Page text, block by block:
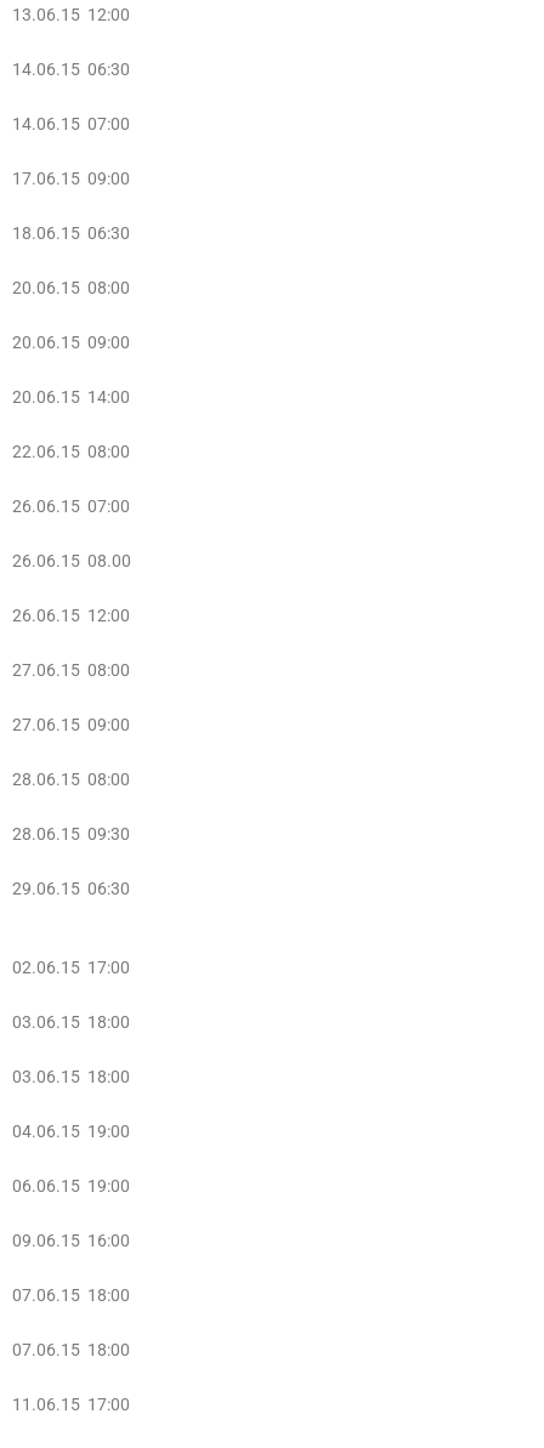
13.06.15 12:00
14.06.15 06:30
14.06.15 07:00
17.06.15 09:00
18.06.15 06:30
20.06.15 08:00
20.06.15 09:00
20.06.15 14:00
22.06.15 08:00
26.06.15 07:00
26.06.15 08.00
26.06.15 12:00
27.06.15 08:00
27.06.15 09:00
28.06.15 08:00
28.06.15 09:30
29.06.15 06:30
02.06.15 17:00
03.06.15 18:00
03.06.15 18:00
04.06.15 19:00
06.06.15 19:00
09.06.15 16:00
07.06.15 18:00
07.06.15 18:00
11.06.15 17:00